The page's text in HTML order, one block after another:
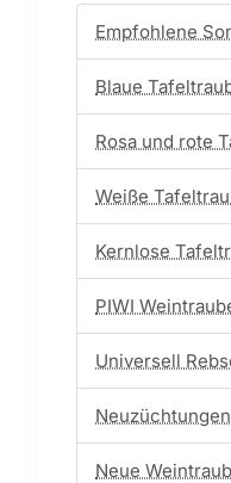
Empfohlene
Blaue
Rosa und rote
Weiße
Kernlose
PIWI
Universell
Neuzüchtungen
Neue